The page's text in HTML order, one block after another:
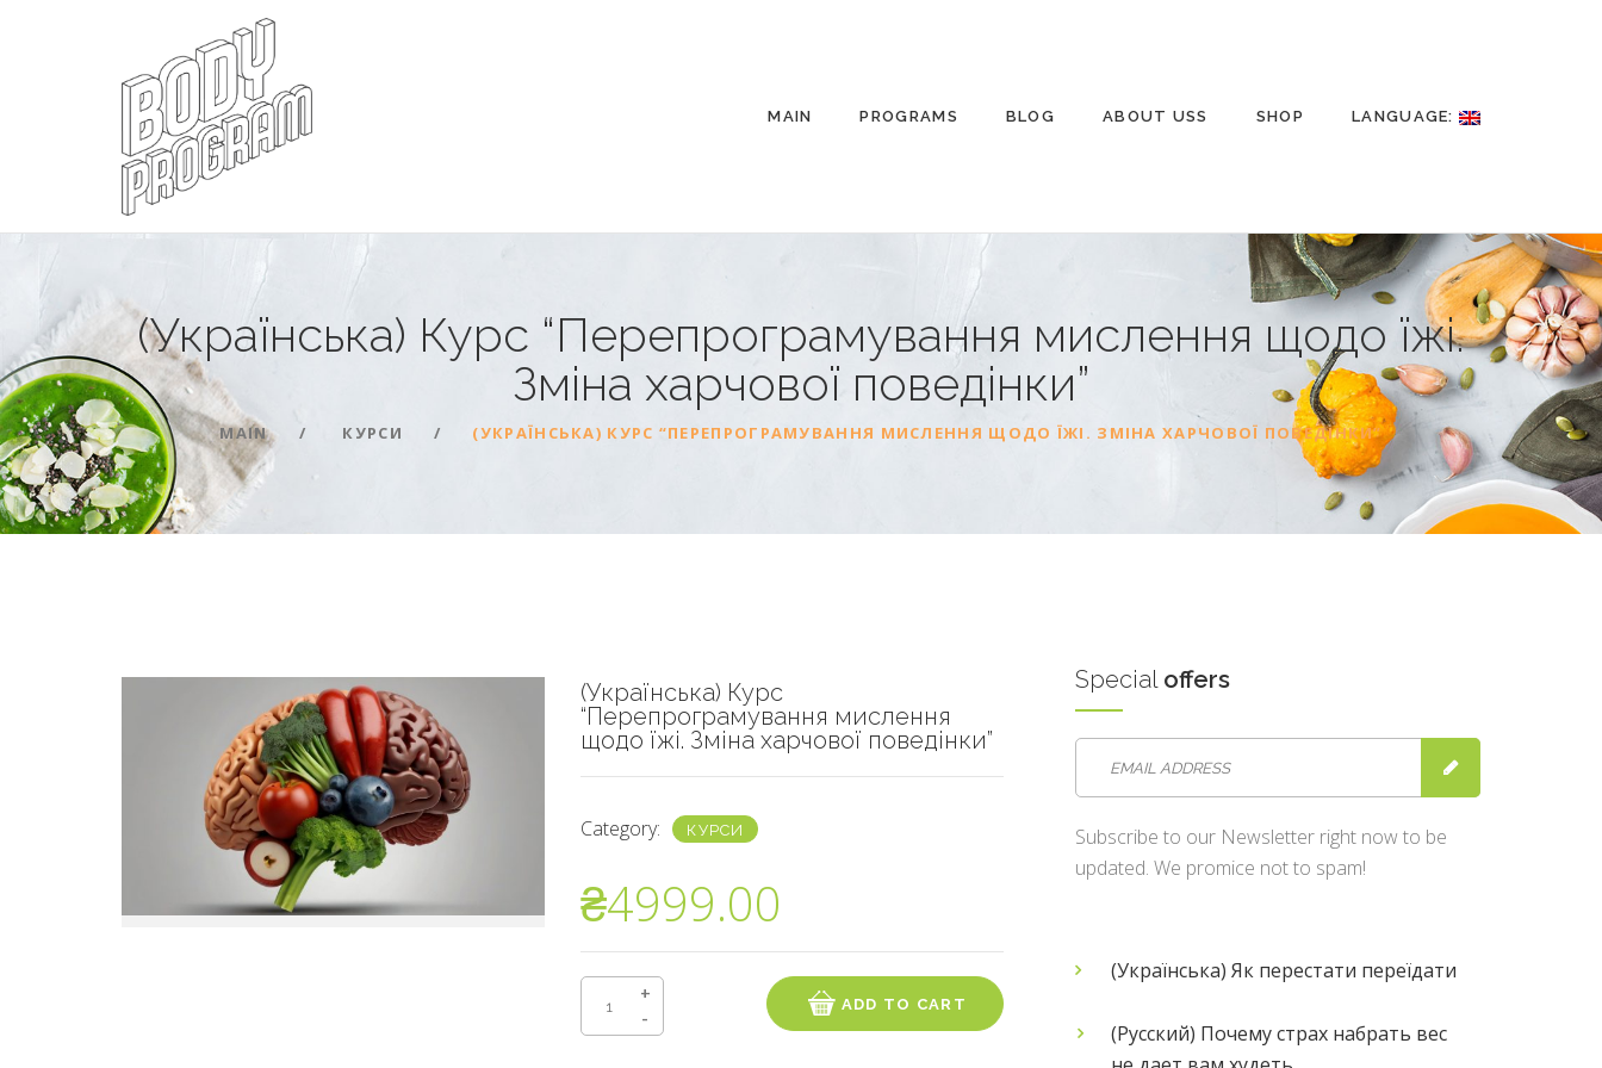
MAIN PROGRAMS BLOG ABOUT USS SHOP LANGUAGE:
(Українська) Курс “Перепрограмування мислення щодо їжі.
Зміна харчової поведінки”
MAIN КУРСИ (УКРАЇНСЬКА) КУРС “ПЕРЕПРОГРАМУВАННЯ МИСЛЕННЯ ЩОДО ЇЖІ. ЗМІНА ХАРЧОВОЇ ПОВЕДІНКИ”
(Українська) Курс
“Перепрограмування мислення
щодо їжі. Зміна харчової поведінки”
Category: КУРСИ
₴4999.00
(Українська) Курс "Перепрограмування мислення щодо їжі. Зміна харчової поведінки" quantity
ADD TO CART
Special offers
Subscribe to our Newsletter right now to be
updated. We promice not to spam!
(Українська) Як перестати переїдати
(Русский) Почему страх набрать вес